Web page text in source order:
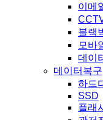
이메
블랙
모바
데이
데이터복구
하드
SSD
플래